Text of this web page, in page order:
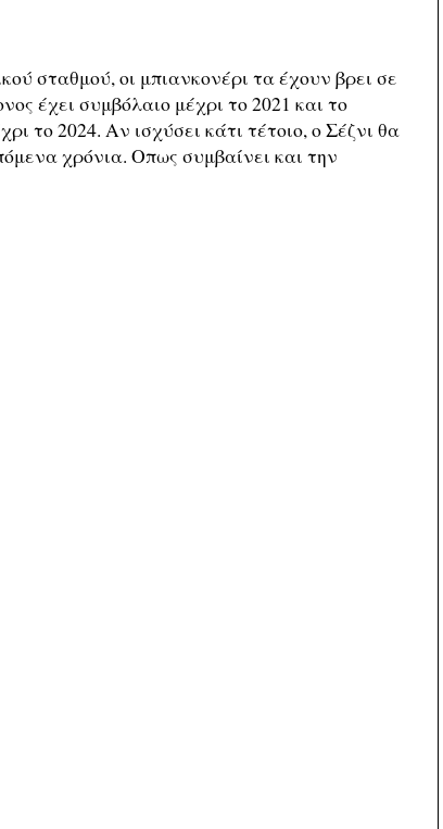
σταθμού, οι μπιανκονέρι τα έχουν βρει σε
έχει συμβόλαιο μέχρι το 2021 και το
το 2024. Αν ισχύσει κάτι τέτοιο, ο Σέζνι θα
χρόνια. Οπως συμβαίνει και την